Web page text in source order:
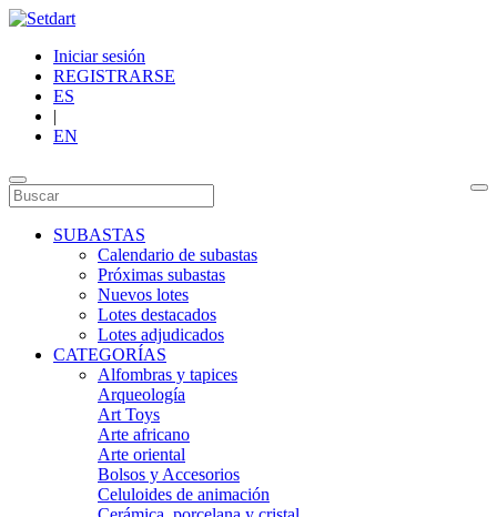
Iniciar sesión
REGISTRARSE
ES
|
EN
SUBASTAS
Calendario de subastas
Próximas subastas
Nuevos lotes
Lotes destacados
Lotes adjudicados
CATEGORÍAS
Alfombras y tapices
Arqueología
Art Toys
Arte africano
Arte oriental
Bolsos y Accesorios
Celuloides de animación